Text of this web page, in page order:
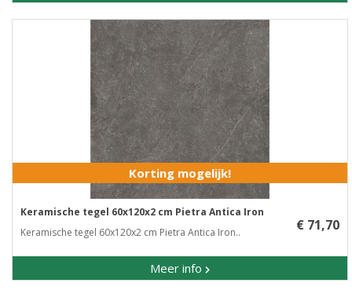
Korting mogelijk!
Keramische tegel 60x120x2 cm Pietra Antica Iron
Keramische tegel 60x120x2 cm Pietra Antica Iron..
Meer info
€ 71,70